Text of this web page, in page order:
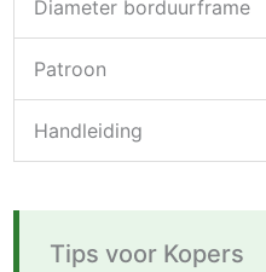
Diameter borduurframe
Patroon
Handleiding
Tips voor Kopers